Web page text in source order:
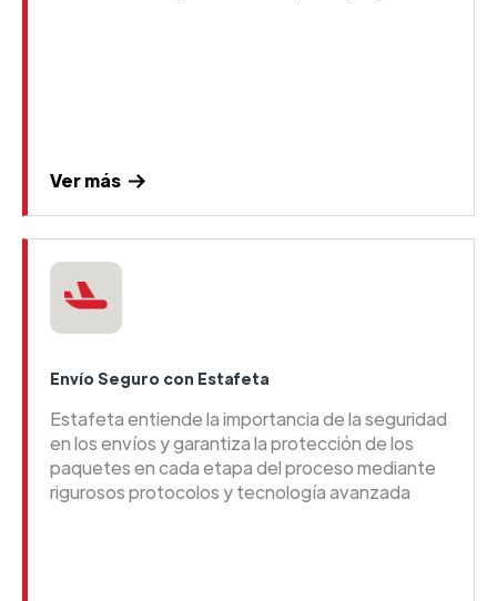
Ver más
Envío Seguro con Estafeta
Estafeta entiende la importancia de la seguridad
en los envíos y garantiza la protección de los
paquetes en cada etapa del proceso mediante
rigurosos protocolos y tecnología avanzada